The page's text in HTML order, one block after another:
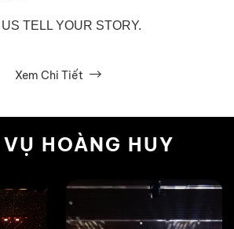
US TELL YOUR STORY.
Xem Chi Tiết
HOÀNG HUY